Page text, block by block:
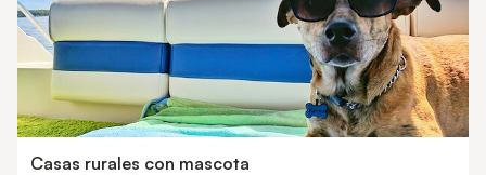
Casas rurales con mascota